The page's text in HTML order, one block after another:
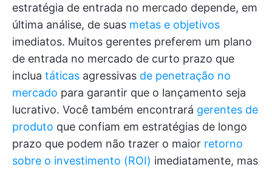
estratégia de entrada no mercado depende, em
última análise, de suas metas e objetivos
imediatos. Muitos gerentes preferem um plano
de entrada no mercado de curto prazo que
inclua táticas agressivas de penetração no
mercado para garantir que o lançamento seja
lucrativo. Você também encontrará gerentes de
produto que confiam em estratégias de longo
prazo que podem não trazer o maior retorno
sobre o investimento (ROI) imediatamente, mas